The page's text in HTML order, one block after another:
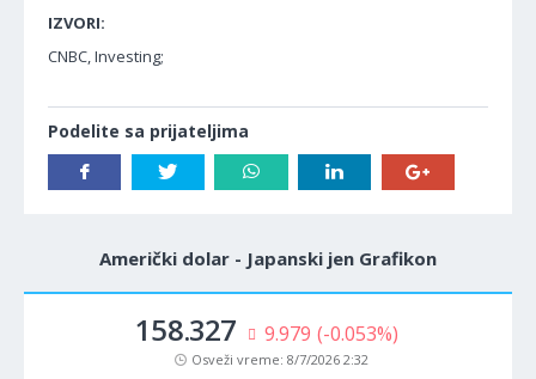
IZVORI:
CNBC, Investing;
Podelite sa prijateljima
Američki dolar - Japanski jen Grafikon
158.327 9.979 (-0.053%)
Osveži vreme: 8/7/2026 2:32